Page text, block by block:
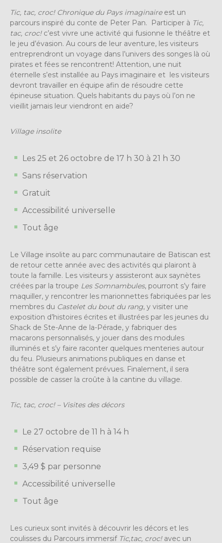
Tic, tac, croc! Chronique du Pays imaginaire est un
parcours inspiré du conte de Peter Pan. Participer à Tic,
tac, croc!c’est vivre une activité qui fusionne le théâtre et
le jeu d’évasion. Au cours de leur aventure, les visiteurs
entreprendront un voyage dans l’univers des songes là où
pirates et fées se rencontrent! Attention, une nuit
éternelle s’est installée au Pays imaginaire et les visiteurs
devront travailler en équipe afin de résoudre cette
épineuse situation. Quels habitants du pays où l’on ne
vieillit jamais leur viendront en aide?
Village insolite
Les 25 et 26 octobre d e 17 h 30 à 21 h 30
Sans réservation
Gratuit
Accessibilité universelle
Tout âge
Le Village insolite au parc communautaire de Batiscan est
de retour cette année avec des activités qui plairont à
toute la famille. Les visiteurs y assisteront aux saynètes
créées par la troupe Les Somnambules, pourront s’y faire
maquiller, y rencontrer les marionnettes fabriquées par les
membres du Castelet du bout du rang, y visiter une
exposition d’histoires écrites et illustrées par les jeunes du
Shack de Ste-Anne de la-Pérade, y fabriquer des
macarons personnalisés, y jouer dans des modules
illuminés et s’y faire raconter quelques menteries autour
du feu. Plusieurs animations publiques en danse et
théâtre sont également prévues. Finalement, il sera
possible de casser la croûte à la cantine du village.
Tic, tac, croc! – Visites des décors
Le 27 octobre de 11 h à 14 h
Réservation requise
3,49 $ par personne
Accessibilité universelle
Tout âge
Les curieux sont invités à découvrir les décors et les
coulisses du Parcours immersifTic,tac, croc!avec un